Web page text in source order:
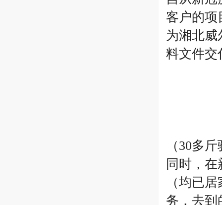
客户的项
为湘北威
料文件交
（30多
同时，
（均已
务，去到